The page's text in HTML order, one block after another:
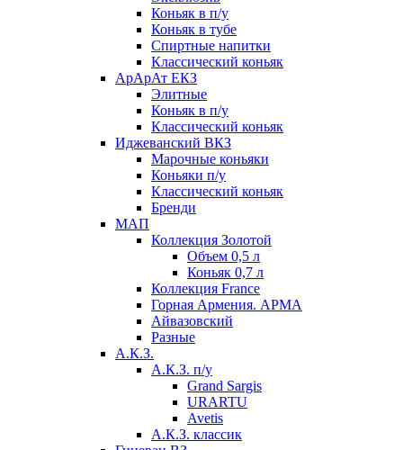
Коньяк в п/у
Коньяк в тубе
Спиртные напитки
Классический коньяк
АрАрАт ЕКЗ
Элитные
Коньяк в п/у
Классический коньяк
Иджеванский ВКЗ
Марочные коньяки
Коньяки п/у
Классический коньяк
Бренди
МАП
Коллекция Золотой
Объем 0,5 л
Коньяк 0,7 л
Коллекция France
Горная Армения. АРМА
Айвазовский
Разные
А.К.З.
А.К.З. п/у
Grand Sargis
URARTU
Avetis
А.К.З. классик